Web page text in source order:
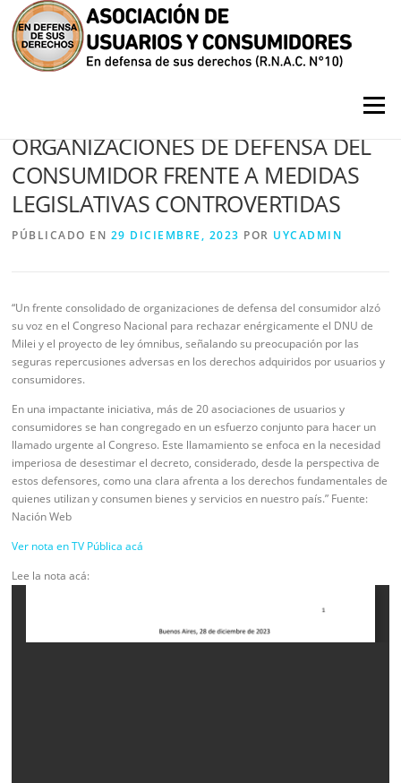
Saltar contenido
Menú
ORGANIZACIONES DE DEFENSA DEL
CONSUMIDOR FRENTE A MEDIDAS
LEGISLATIVAS CONTROVERTIDAS
PÚBLICADO EN 29 DICIEMBRE, 2023 POR UYCADMIN
“Un frente consolidado de organizaciones de defensa del consumidor alzó
su voz en el Congreso Nacional para rechazar enérgicamente el DNU de
Milei y el proyecto de ley ómnibus, señalando su preocupación por las
seguras repercusiones adversas en los derechos adquiridos por usuarios y
consumidores.
En una impactante iniciativa, más de 20 asociaciones de usuarios y
consumidores se han congregado en un esfuerzo conjunto para hacer un
llamado urgente al Congreso. Este llamamiento se enfoca en la necesidad
imperiosa de desestimar el decreto, considerado, desde la perspectiva de
estos defensores, como una clara afrenta a los derechos fundamentales de
quienes utilizan y consumen bienes y servicios en nuestro país.” Fuente:
Nación Web
Ver nota en TV Pública acá
Lee la nota acá: